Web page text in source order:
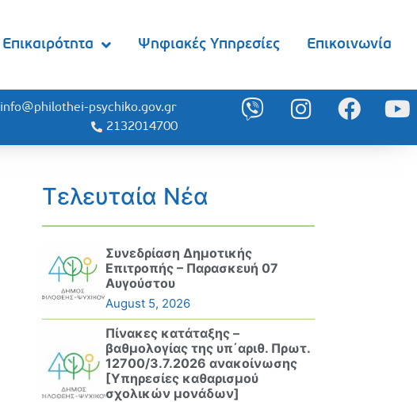
Επικαιρότητα Ψηφιακές Υπηρεσίες Επικοινωνία
info@philothei-psychiko.gov.gr
2132014700
Τελευταία Νέα
Συνεδρίαση Δημοτικής
Επιτροπής – Παρασκευή 07
Αυγούστου
August 5, 2026
Πίνακες κατάταξης –
βαθμολογίας της υπ΄αριθ. Πρωτ.
12700/3.7.2026 ανακοίνωσης
[Υπηρεσίες καθαρισμού
σχολικών μονάδων]